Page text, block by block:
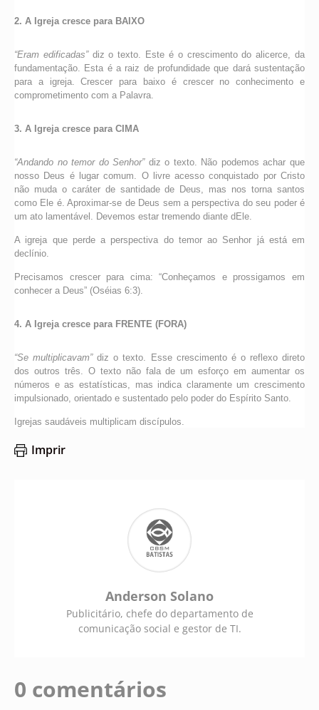
2. A Igreja cresce para BAIXO
“Eram edificadas”diz o texto. Este é o crescimento do alicerce, da
fundamentação. Esta é a raiz de profundidade que dará sustentação
para a igreja. Crescer para baixo é crescer no conhecimento e
comprometimento com a Palavra.
3. A Igreja cresce para CIMA
“Andando no temor do Senhor”diz o texto. Não podemos achar que
nosso Deus é lugar comum. O livre acesso conquistado por Cristo
não muda o caráter de santidade de Deus, mas nos torna santos
como Ele é. Aproximar-se de Deus sem a perspectiva do seu poder é
um ato lamentável. Devemos estar tremendo diante dEle.
A igreja que perde a perspectiva do temor ao Senhor já está em
declínio.
Precisamos crescer para cima: “Conheçamos e prossigamos em
conhecer a Deus” (Oséias 6:3).
4. A Igreja cresce para FRENTE (FORA)
“Se multiplicavam”diz o texto. Esse crescimento é o reflexo direto
dos outros três. O texto não fala de um esforço em aumentar os
números e as estatísticas, mas indica claramente um crescimento
impulsionado, orientado e sustentado pelo poder do Espírito Santo.
Igrejas saudáveis multiplicam discípulos.
Imprir
Publicitário, chefe do departamento de
comunicação social e gestor de TI.
Anderson Solano
0 comentários